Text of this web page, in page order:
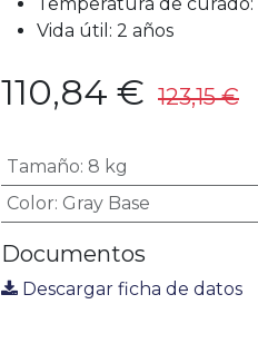
Vida útil: 2 años
110,84 € 123,15€
Tamaño: 8 kg
Color: Gray Base
Documentos
Descargar ficha de datos